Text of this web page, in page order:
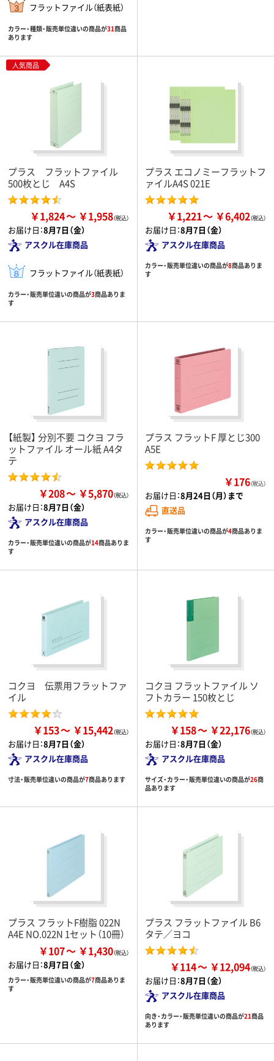
フラットファイル（紙表紙）
カラー・種類・販売単位違いの商品が31商品
あります
人気商品
プラス フラットファイル
500枚とじ A4S
￥1,824 ￥1,958
お届け日：8月7日（金）
アスクル在庫商品
フラットファイル（紙表紙）
カラー・販売単位違いの商品が3商品ありま
す
プラス エコノミーフラットフ
ァイルA4S 021E
￥1,221 ￥6,402
お届け日：8月7日（金）
アスクル在庫商品
カラー・販売単位違いの商品が8商品ありま
す
【紙製】 分別不要 コクヨ フラ
ットファイル オール紙 A4タ
テ
￥208 ￥5,870
お届け日：8月7日（金）
アスクル在庫商品
カラー・販売単位違いの商品が14商品ありま
す
プラス フラットF 厚とじ300
A5E
￥176（税込）
お届け日：8月24日（月）まで
直送品
カラー・販売単位違いの商品が4商品ありま
す
コクヨ 伝票用フラットファ
イル
￥153 ￥15,442
お届け日：8月7日（金）
アスクル在庫商品
寸法・販売単位違いの商品が7商品あります
コクヨ フラットファイル ソ
フトカラー 150枚とじ
￥158 ￥22,176
お届け日：8月7日（金）
アスクル在庫商品
サイズ・カラー・販売単位違いの商品が26商
品あります
プラス フラットF樹脂 022N
A4E NO.022N 1セット（10冊）
￥107 ￥1,430
お届け日：8月7日（金）
カラー・販売単位違いの商品が7商品ありま
す
プラス フラットファイル B6
タテ／ヨコ
￥114 ￥12,094
お届け日：8月7日（金）
アスクル在庫商品
向き・カラー・販売単位違いの商品が21商品
あります